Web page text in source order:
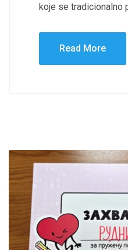
koje se tradicionalno
Read More